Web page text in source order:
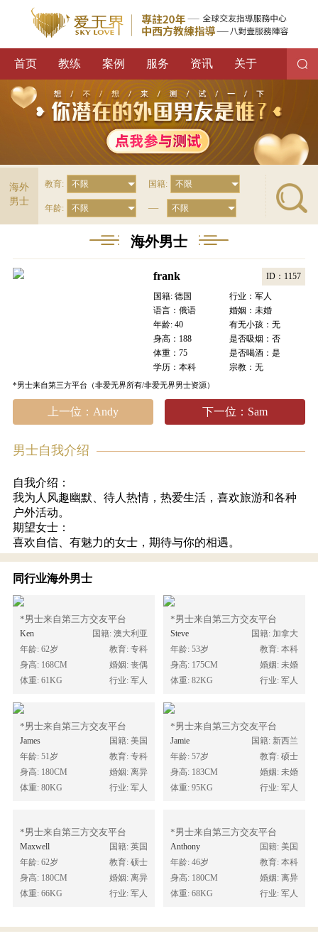
首页 教练 案例 服务 资讯 关于
海外
男士
教育: 国籍:
年龄: —
海外男士
frank
ID：1157
国籍: 德国
行业：军人
语言：俄语
婚姻：未婚
年龄: 40
有无小孩：无
身高：188
是否吸烟：否
体重：75
是否喝酒：是
学历：本科
宗教：无
*男士来自第三方平台（非爱无界所有/非爱无界男士资源）
上一位：Andy 下一位：Sam
男士自我介绍
自我介绍：
我为人风趣幽默、待人热情，热爱生活，喜欢旅游和各种
户外活动。
期望女士：
喜欢自信、有魅力的女士，期待与你的相遇。
同行业海外男士
*男士来自第三方交友平台
Ken
国籍: 澳大利亚
年龄: 62岁
教育: 专科
身高: 168CM
婚姻: 丧偶
体重: 61KG
行业: 军人
*男士来自第三方交友平台
Steve
国籍: 加拿大
年龄: 53岁
教育: 本科
身高: 175CM
婚姻: 未婚
体重: 82KG
行业: 军人
*男士来自第三方交友平台
James
国籍: 美国
年龄: 51岁
教育: 专科
身高: 180CM
婚姻: 离异
体重: 80KG
行业: 军人
*男士来自第三方交友平台
Jamie
国籍: 新西兰
年龄: 57岁
教育: 硕士
身高: 183CM
婚姻: 未婚
体重: 95KG
行业: 军人
*男士来自第三方交友平台
Maxwell
国籍: 英国
年龄: 62岁
教育: 硕士
身高: 180CM
婚姻: 离异
体重: 66KG
行业: 军人
*男士来自第三方交友平台
Anthony
国籍: 美国
年龄: 46岁
教育: 本科
身高: 180CM
婚姻: 离异
体重: 68KG
行业: 军人